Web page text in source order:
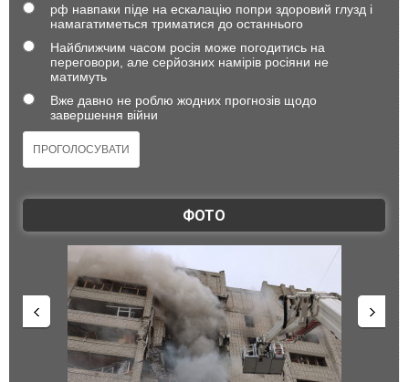
рф навпаки піде на ескалацію попри здоровий глузд і
намагатиметься триматися до останнього
Найближчим часом росія може погодитись на
переговори, але серйозних намірів росіяни не
матимуть
Вже давно не роблю жодних прогнозів щодо
завершення війни
ФОТО